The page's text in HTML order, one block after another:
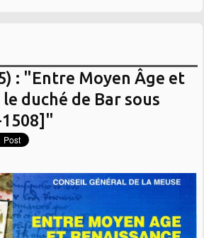
: "Entre Moyen Âge et
le duché de Bar sous
1508]"